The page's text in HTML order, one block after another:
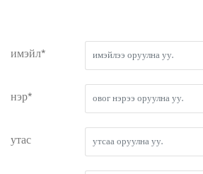
имэйл*
нэр*
утас